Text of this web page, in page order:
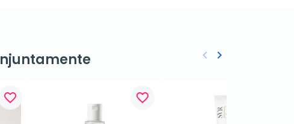
favorite_border favorite_border
Anterior
keyboard_arrow_left Siguiente
keyboard_arrow_right